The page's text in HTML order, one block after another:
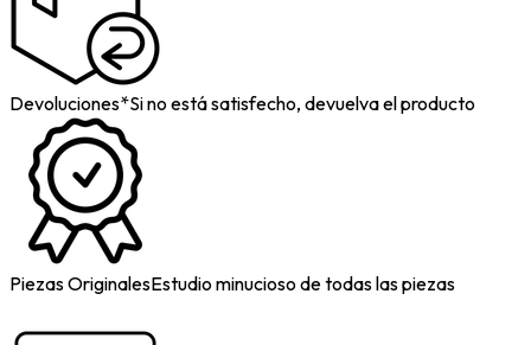
Devoluciones*Si no está satisfecho, devuelva el producto
Piezas OriginalesEstudio minucioso de todas las piezas